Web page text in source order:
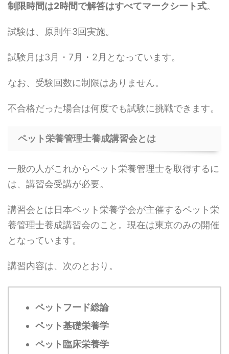
制限時間は2時間で解答はすべてマークシート式。
試験は、原則年3回実施。
試験月は3月・7月・2月となっています。
なお、受験回数に制限はありません。
不合格だった場合は何度でも試験に挑戦できます。
ペット栄養管理士養成講習会とは
一般の人がこれからペット栄養管理士を取得するに
は、講習会受講が必要。
講習会とは日本ペット栄養学会が主催するペット栄
養管理士養成講習会のこと。現在は東京のみの開催
となっています。
講習内容は、次のとおり。
ペットフード総論
ペット基礎栄養学
ペット臨床栄養学